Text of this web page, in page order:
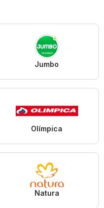
Jumbo
Olímpica
Natura